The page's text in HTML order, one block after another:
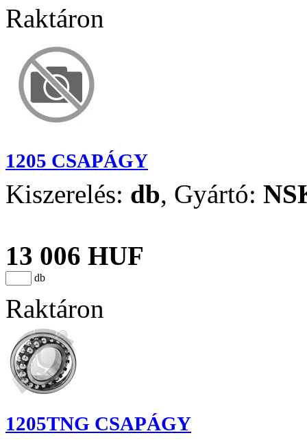
Raktáron
1205 CSAPÁGY
Kiszerelés: db, Gyártó:
13 006 HUF
db
Raktáron
1205TNG CSAPÁGY